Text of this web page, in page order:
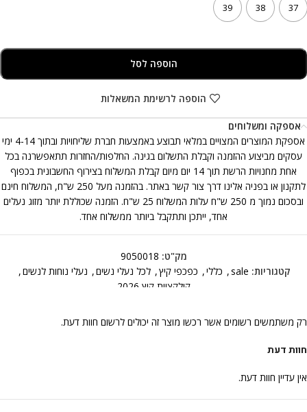
37
38
39
הוספה לסל
הוספה לרשימת המשאלות
אספקה ומשלוחים
אספקת המוצרים המצויים במלאי תבוצע באמצעות חברת שליחויות ובתוך 4-14 ימי
עסקים מביצוע ההזמנה וקבלת התשלום בגינה. החלפות/החזרות תתאפשרנה בכל
אחת מחנויות הרשת תוך 14 יום מיום קבלת המשלוח בצירוף החשבונית בכפוף
לתקנון או בפניה אלינו דרך צור קשר באתר. בהזמנה מעל 250 ש"ח, המשלוח חינם
ובסכום נמוך מ 250 ש"ח עלות המשלוח 25 ש"ח. הזמנה שכוללת יותר מזוג נעלים
אחד, ייתכן ותתקבל ביותר ממשלוח אחד.
מק"ט: 9050018
קטגוריות: sale
, כללי, כפכפי קיץ, לכל נעלי נשים, נעלי נוחות לנשים,
קולקציית קיץ 2026
חוות דעת
אין עדיין חוות דעת.
רק משתמשים רשומים אשר רכשו מוצר זה יכולים לרשום חוות דעת.